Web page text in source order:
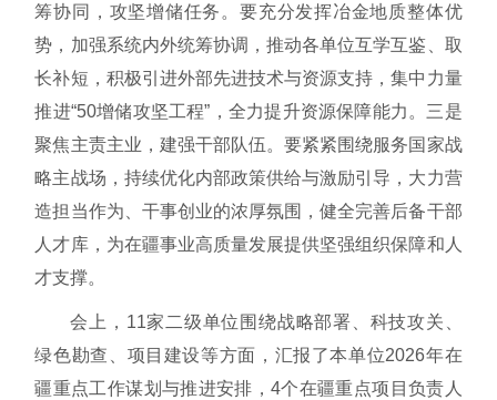
筹协同，攻坚增储任务。要充分发挥冶金地质整体优
势，加强系统内外统筹协调，推动各单位互学互鉴、取
长补短，积极引进外部先进技术与资源支持，集中力量
推进“50增储攻坚工程”，全力提升资源保障能力。三是
聚焦主责主业，建强干部队伍。要紧紧围绕服务国家战
略主战场，持续优化内部政策供给与激励引导，大力营
造担当作为、干事创业的浓厚氛围，健全完善后备干部
人才库，为在疆事业高质量发展提供坚强组织保障和人
才支撑。
会上，11家二级单位围绕战略部署、科技攻关、
绿色勘查、项目建设等方面，汇报了本单位2026年在
疆重点工作谋划与推进安排，4个在疆重点项目负责人